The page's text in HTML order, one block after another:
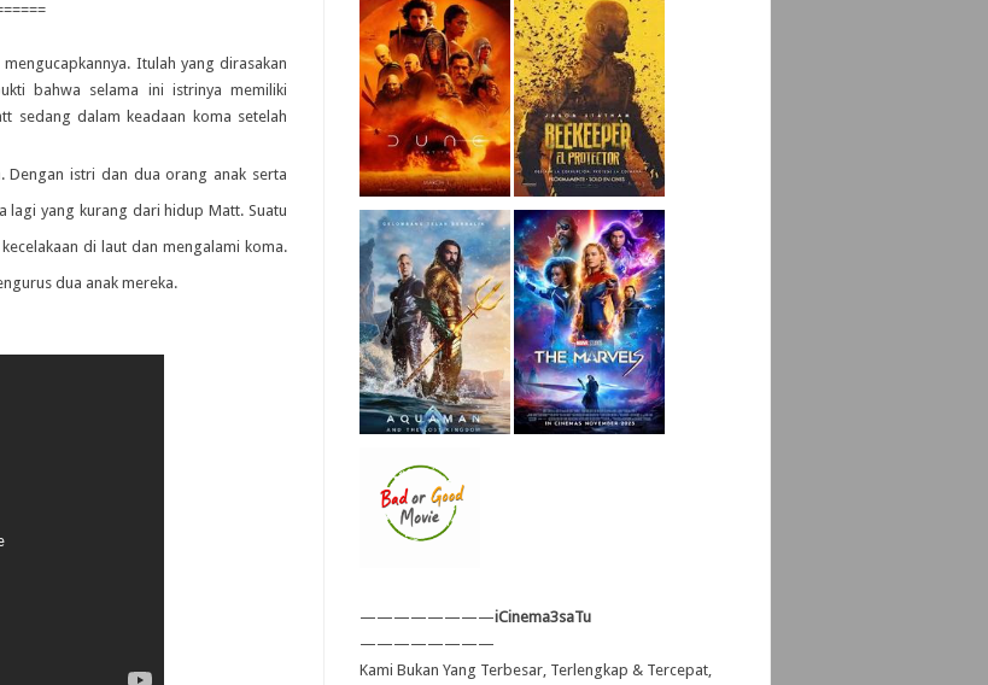
Itulah yang dirasakan
bahwa selama ini istrinya memiliki
sedang dalam keadaan koma setelah
Dengan istri dan dua orang anak serta
lagi yang kurang dari hidup Matt. Suatu
di laut dan mengalami koma.
dua anak mereka.
————————iCinema3saTu
————————
Kami Bukan Yang Terbesar, Terlengkap & Tercepat,